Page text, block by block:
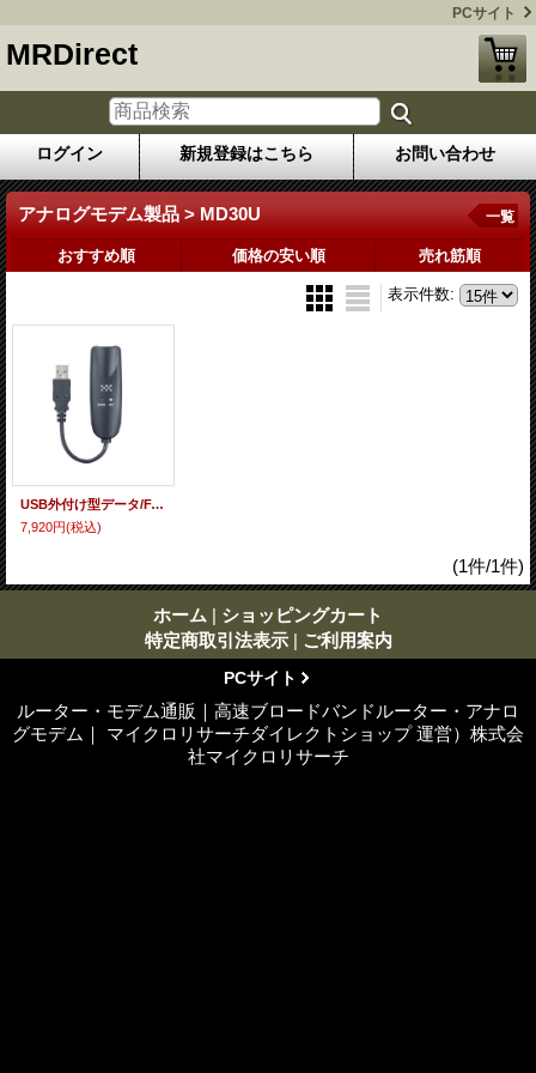
PCサイト
MRDirect
ログイン 新規登録はこちら お問い合わせ
アナログモデム製品 > MD30U 一覧
おすすめ順 価格の安い順 売れ筋順
表示件数:
USB外付け型データ/FAXモデム MD30U
7,920円(税込)
(1件/1件)
ホーム | ショッピングカート
特定商取引法表示 | ご利用案内
PCサイト
ルーター・モデム通販｜高速ブロードバンドルーター・アナロ
グモデム｜ マイクロリサーチダイレクトショップ 運営）株式会
社マイクロリサーチ